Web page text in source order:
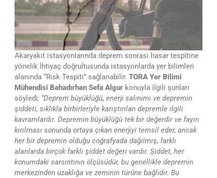
Akaryakıt istasyonlarında deprem sonrası hasar tespitine
yönelik İhtiyaç doğrultusunda istasyonlarda yer bilimleri
alanında “Risk Tespiti” sağlanabilir. TORA Yer Bilimi
Mühendisi Bahadırhan Sefa Algur konuyla ilgili şunları
söyledi; ‘’Deprem büyüklüğü, enerji salınımı ve depremin
şiddeti, sıklıkla birbirleriyle karıştırılan depremle ilgili
kavramlardır. Depremin büyüklüğü tek bir değerdir ve fayın
kırılması sonunda ortaya çıkan enerjiyi temsil eder, ancak
her bir depremin olduğu coğrafyada dağılmış, farklı
alanlarda birçok farklı şiddet değeri vardır. Şiddet, her
konumdaki sarsıntının ölçüsüdür, bu genellikle depremin
merkezinden uzaklığa ve zeminin türüne bağlıdır. Bu